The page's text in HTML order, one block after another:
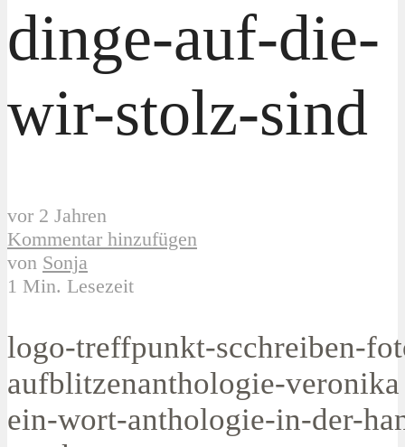
dinge-auf-die-
wir-stolz-sind
vor 2 Jahren
Kommentar hinzufügen
von Sonja
1 Min. Lesezeit
logo-treffpunkt-scchreiben-
aufblitzenanthologie-
ein-wort-anthologie-in-der-